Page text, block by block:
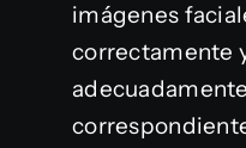
imágenes
correctamente